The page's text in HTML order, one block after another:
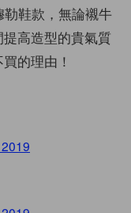
鞋款，無論襯牛
高造型的貴氣質
的理由！